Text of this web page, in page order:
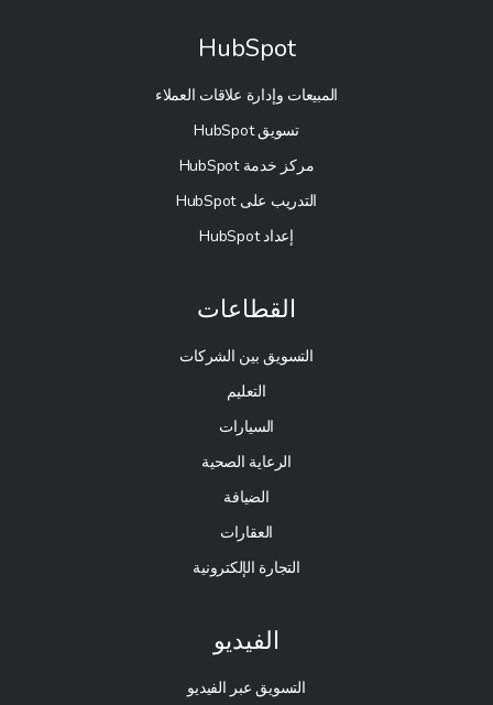
HubSpot
المبيعات وإدارة علاقات العملاء
تسويق HubSpot
مركز خدمة HubSpot
التدريب على HubSpot
إعداد HubSpot
القطاعات
التسويق بين الشركات
التعليم
السيارات
الرعاية الصحية
الضيافة
العقارات
التجارة الإلكترونية
الفيديو
التسويق عبر الفيديو